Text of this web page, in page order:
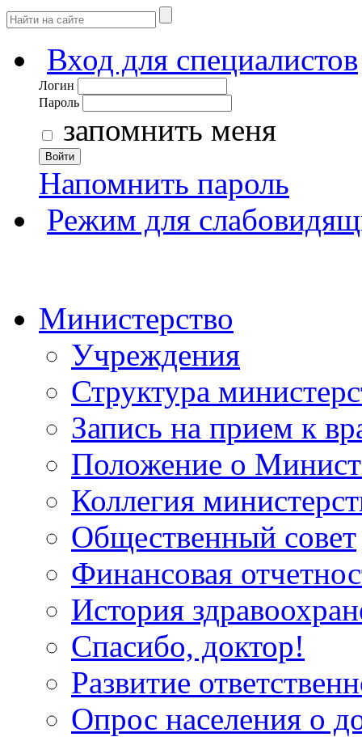
Вход для специалистов
Логин
Пароль
запомнить меня
Войти
Напомнить пароль
Режим для
Министерство
Учреждения
Структура
Запись на прием к
Положение о
Коллегия
Общественный совет
Финансовая
История
Спасибо, доктор!
Развитие
Опрос населения о